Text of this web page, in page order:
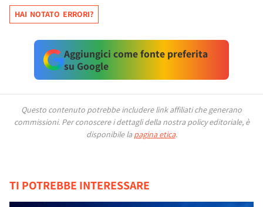
HAI NOTATO ERRORI?
Aggiungici come fonte preferita
su Google
Questo contenuto potrebbe includere link affiliati che generano
commissioni. Per conoscere i dettagli della nostra policy editoriale, è
disponibile la pagina etica.
TI POTREBBE INTERESSARE